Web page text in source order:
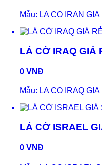
Mẫu: LA CO IRAN
LÁ CỜ IRAQ GIÁ
0 VNĐ
Mẫu: LA CO IRAQ
LÁ CỜ ISRAEL
0 VNĐ